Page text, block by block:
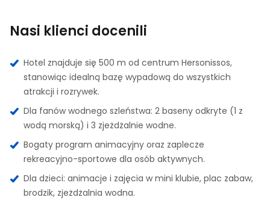
Nasi klienci docenili
Hotel znajduje się 500 m od centrum Hersonissos,
stanowiąc idealną bazę wypadową do wszystkich
atrakcji i rozrywek.
Dla fanów wodnego szleństwa: 2 baseny odkryte (1 z
wodą morską) i 3 zjeżdżalnie wodne.
Bogaty program animacyjny oraz zaplecze
rekreacyjno-sportowe dla osób aktywnych.
Dla dzieci: animacje i zajęcia w mini klubie, plac zabaw,
brodzik, zjeżdżalnia wodna.